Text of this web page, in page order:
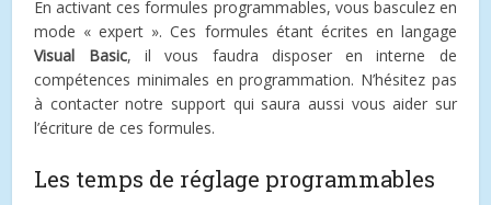
En activant ces formules programmables, vous basculez en
mode « expert ». Ces formules étant écrites en langage
Visual Basic, il vous faudra disposer en interne de
compétences minimales en programmation. N’hésitez pas
à contacter notre support qui saura aussi vous aider sur
l’écriture de ces formules.
Les temps de réglage programmables